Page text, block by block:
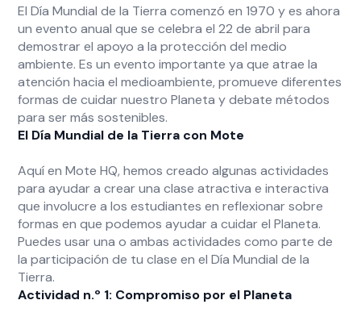
El Día Mundial de la Tierra comenzó en 1970 y es ahora
un evento anual que se celebra el 22 de abril para
demostrar el apoyo a la protección del medio
ambiente. Es un evento importante ya que atrae la
atención hacia el medioambiente, promueve diferentes
formas de cuidar nuestro Planeta y debate métodos
para ser más sostenibles.
El Día Mundial de la Tierra con Mote
Aquí en Mote HQ, hemos creado algunas actividades
para ayudar a crear una clase atractiva e interactiva
que involucre a los estudiantes en reflexionar sobre
formas en que podemos ayudar a cuidar el Planeta.
Puedes usar una o ambas actividades como parte de
la participación de tu clase en el Día Mundial de la
Tierra.
Actividad n.º 1: Compromiso por el Planeta